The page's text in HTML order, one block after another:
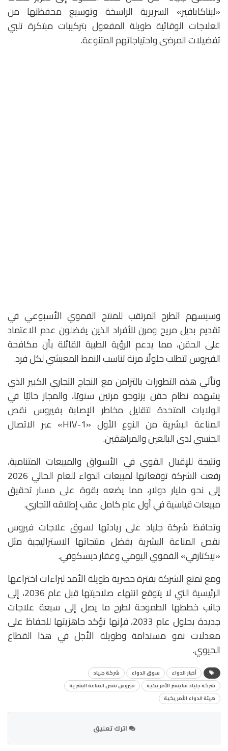
«ليناكابافير» السريرية الراسخة وتوسيع محفظتها من
العلاجات الوقائية طويلة المفعول بتركيبات مبتكرة تلبي
تفضيلات المرضى واحتياجاتهم المتنوعة.
وسيسهم الطرح المرتقب للمنتج الفموي الأسبوعي في
تقديم بديل مريح ومرن للأفراد الذين يفضلون عدم الاعتماد
على الحقن، مما يدعم الرؤية الطبية القائلة بأن مكافحة
الفيروس تتطلب حلولًا مرنة تناسب النمط المعيشي لكل فرد.
وتأتي هذه التطورات بالتزامن مع النجاح التجاري الكبير الذي
يشهده نظام حقن يزتوجو مرتين سنويًا، والمجاز حاليًا في
الولايات المتحدة لتقليل مخاطر الإصابة بفيروس نقص
المناعة البشرية من النوع الأول «HIV-1» عبر الاتصال
الجنسي لدى البالغين والمراهقين.
ونتيجة للإقبال القوي في الأسواق والمبيعات المتنامية،
رفعت الشركة توقعاتها لمبيعات الدواء للعام الحالي 2026
إلى نحو مليار دولار، مما يضعه بقوة على مسار تحقيق
مبيعات قياسية في أول عام كامل عقب إطلاقه التجاري.
وتحافظ شركة جلياد على ريادتها لسوق علاجات فيروس
نقص المناعة البشرية بفضل منتجاتها الاستراتيجية مثل
«بيكتارفي» الفموي اليومي وعقار ديسكوفي.
ومع تمتع الشركة بفترة حصرية طويلة الأمد لبراءات اختراعها
الرئيسية التي لا يتوقع انتهاء صلاحيتها قبل عام 2036، إلى
جانب خططها الطموحة لطرح ما يصل إلى سبعة علاجات
جديدة بحلول عام 2033، فإنها تؤكد جاهزيتها للحفاظ على
معدلات نمو مستدامة وطويلة الأجل في هذا القطاع
الحيوي.
أخبار الدواء سوق الدواء
شركة جلياد
شركة جلياد ساينسز الأمريكية
فيروس نقص المناعة البشرية
هيئة الدواء الأمريكية
اترك تعليق